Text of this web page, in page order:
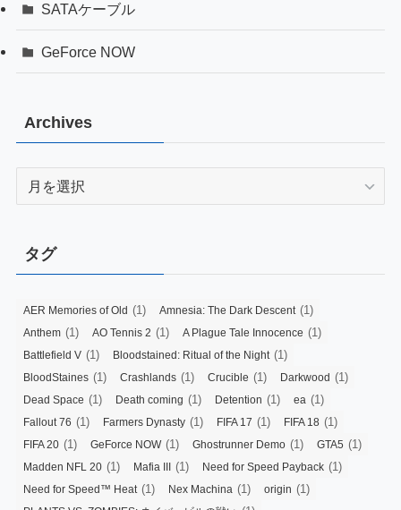
SATAケーブル
GeForce NOW
Archives
Archives
タグ
AER Memories of Old (1) Amnesia: The Dark Descent (1)
Anthem (1) AO Tennis 2 (1) A Plague Tale Innocence (1)
Battlefield V (1) Bloodstained: Ritual of the Night (1)
BloodStaines (1) Crashlands (1) Crucible (1) Darkwood (1)
Dead Space (1) Death coming (1) Detention (1) ea (1)
Fallout 76 (1) Farmers Dynasty (1) FIFA 17 (1) FIFA 18 (1)
FIFA 20 (1) GeForce NOW(1) Ghostrunner Demo (1) GTA5 (1)
Madden NFL 20 (1) Mafia III (1) Need for Speed Payback (1)
Need for Speed™ Heat (1) Nex Machina (1) origin (1)